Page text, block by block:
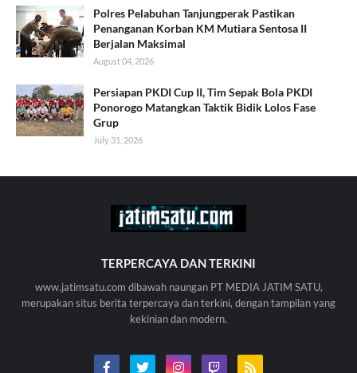
Polres Pelabuhan Tanjungperak Pastikan
Penanganan Korban KM Mutiara Sentosa II
Berjalan Maksimal
August 04, 2026
Persiapan PKDI Cup II, Tim Sepak Bola PKDI
Ponorogo Matangkan Taktik Bidik Lolos Fase
Grup
July 31, 2026
TERPERCAYA DAN TERKINI
www.jatimsatu.com dibawah naungan PT MEDIA JATIM SATU,
merupakan situs berita terpercaya dan terkini, dengan tampilan yang
kekinian dan modern.